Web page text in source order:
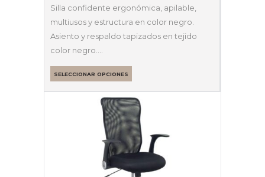
Silla confidente ergonómica, apilable,
multiusos y estructura en color negro.
Asiento y respaldo tapizados en tejido
color negro.…
SELECCIONAR OPCIONES